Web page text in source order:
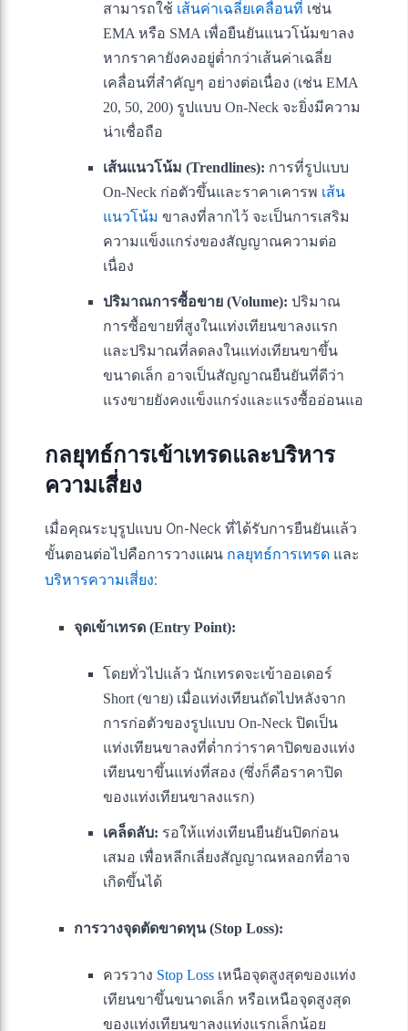
สามารถใช้ เส้นค่าเฉลี่ยเคลื่อนที่ เช่น
EMA หรือ SMA เพื่อยืนยันแนวโน้มขาลง
หากราคายังคงอยู่ต่ำกว่าเส้นค่าเฉลี่ย
เคลื่อนที่สำคัญๆ อย่างต่อเนื่อง (เช่น EMA
20, 50, 200) รูปแบบ On-Neck จะยิ่งมีความ
น่าเชื่อถือ
เส้นแนวโน้ม (Trendlines): การที่รูปแบบ
On-Neck ก่อตัวขึ้นและราคาเคารพ เส้น
แนวโน้ม ขาลงที่ลากไว้ จะเป็นการเสริม
ความแข็งแกร่งของสัญญาณความต่อ
เนื่อง
ปริมาณการซื้อขาย (Volume): ปริมาณ
การซื้อขายที่สูงในแท่งเทียนขาลงแรก
และปริมาณที่ลดลงในแท่งเทียนขาขึ้น
ขนาดเล็ก อาจเป็นสัญญาณยืนยันที่ดีว่า
แรงขายยังคงแข็งแกร่งและแรงซื้ออ่อนแอ
กลยุทธ์การเข้าเทรดและบริหาร
ความเสี่ยง
เมื่อคุณระบุรูปแบบ On-Neck ที่ได้รับการยืนยันแล้ว
ขั้นตอนต่อไปคือการวางแผน กลยุทธ์การเทรด และ
บริหารความเสี่ยง:
จุดเข้าเทรด (Entry Point):
โดยทั่วไปแล้ว นักเทรดจะเข้าออเดอร์
Short (ขาย) เมื่อแท่งเทียนถัดไปหลังจาก
การก่อตัวของรูปแบบ On-Neck ปิดเป็น
แท่งเทียนขาลงที่ต่ำกว่าราคาปิดของแท่ง
เทียนขาขึ้นแท่งที่สอง (ซึ่งก็คือราคาปิด
ของแท่งเทียนขาลงแรก)
เคล็ดลับ: รอให้แท่งเทียนยืนยันปิดก่อน
เสมอ เพื่อหลีกเลี่ยงสัญญาณหลอกที่อาจ
เกิดขึ้นได้
การวางจุดตัดขาดทุน (Stop Loss):
ควรวาง Stop Loss เหนือจุดสูงสุดของแท่ง
เทียนขาขึ้นขนาดเล็ก หรือเหนือจุดสูงสุด
ของแท่งเทียนขาลงแท่งแรกเล็กน้อย